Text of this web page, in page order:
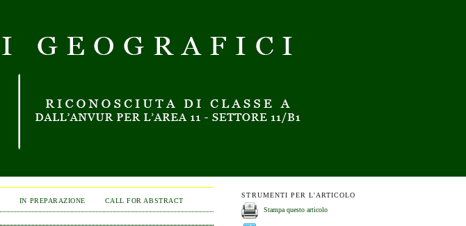
STRUMENTI PER L'ARTICOLO
Stampa questo articolo
IN PREPARAZIONE CALL FOR ABSTRACT